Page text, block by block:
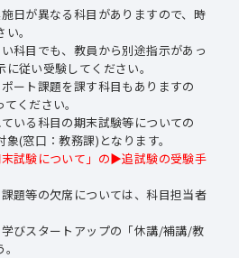
日が異なる科目がありますので、時
。
科目でも、教員から別途指示があっ
従い受験してください。
ート課題を課す科目もありますの
ください。
いる科目の期末試験等についての
(窓口：教務課)となります。
末試験について」の▶追試験の受験手
題等の欠席については、科目担当者
びスタートアップの「休講/補講/教